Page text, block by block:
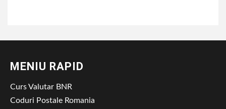
MENIU RAPID
Curs Valutar BNR
Coduri Postale Romania